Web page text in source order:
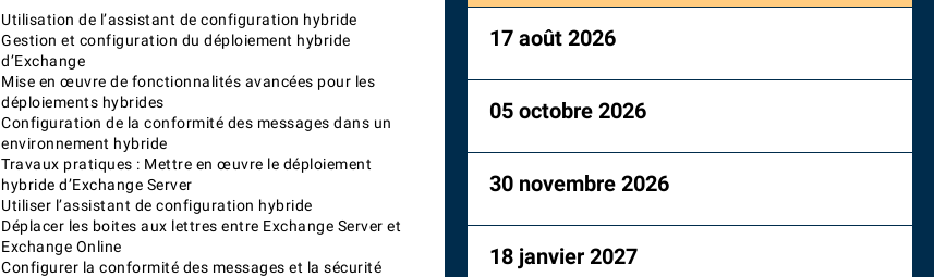
Utilisation de l’assistant de configuration hybride
Gestion et configuration du déploiement hybride
d’Exchange
Mise en œuvre de fonctionnalités avancées pour les
déploiements hybrides
Configuration de la conformité des messages dans un
environnement hybride
Travaux pratiques : Mettre en œuvre le déploiement
hybride d’Exchange Server
Utiliser l’assistant de configuration hybride
Déplacer les boites aux lettres entre Exchange Server et
Exchange Online
Configurer la conformité des messages et la sécurité
17 août 2026
05 octobre 2026
30 novembre 2026
18 janvier 2027